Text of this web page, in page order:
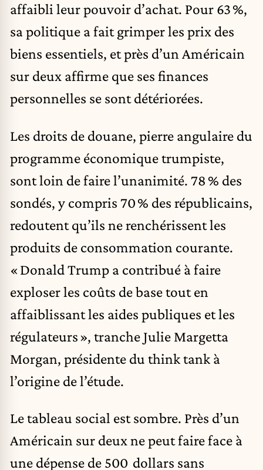
affaibli leur pouvoir d’achat. Pour 63 %,
sa politique a fait grimper les prix des
biens essentiels, et près d’un Américain
sur deux affirme que ses finances
personnelles se sont détériorées.
Les droits de douane, pierre angulaire du
programme économique trumpiste,
sont loin de faire l’unanimité. 78 % des
sondés, y compris 70 % des républicains,
redoutent qu’ils ne renchérissent les
produits de consommation courante.
« Donald Trump a contribué à faire
exploser les coûts de base tout en
affaiblissant les aides publiques et les
régulateurs », tranche Julie Margetta
Morgan, présidente du think tank à
l’origine de l’étude.
Le tableau social est sombre. Près d’un
Américain sur deux ne peut faire face à
une dépense de 500 dollars sans